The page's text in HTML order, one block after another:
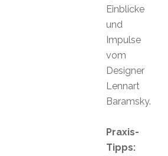
Einblicke
und
Impulse
vom
Designer
Lennart
Baramsky.
Praxis-
Tipps: